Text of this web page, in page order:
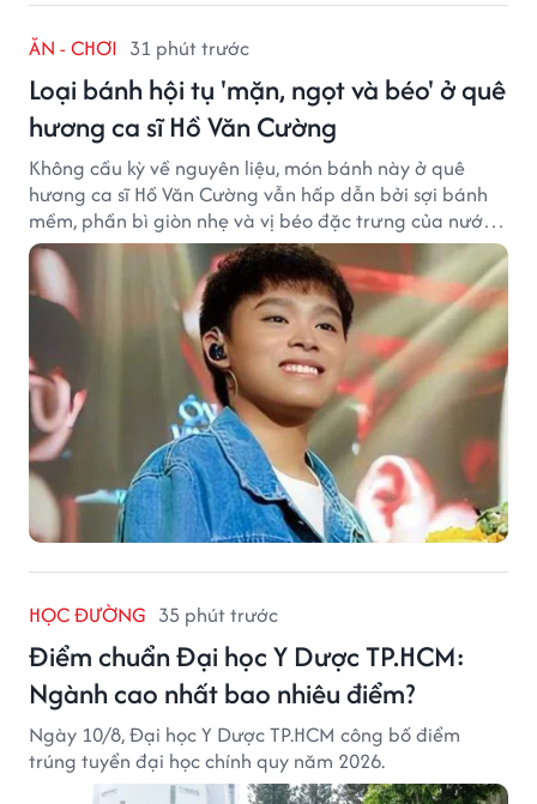
ĂN - CHƠI 31 phút trước
Loại bánh hội tụ 'mặn, ngọt và béo' ở quê
hương ca sĩ Hồ Văn Cường
Không cầu kỳ về nguyên liệu, món bánh này ở quê
hương ca sĩ Hồ Văn Cường vẫn hấp dẫn bởi sợi bánh
mềm, phần bì giòn nhẹ và vị béo đặc trưng của nước
cốt dừa.
HỌC ĐƯỜNG 35 phút trước
Điểm chuẩn Đại học Y Dược TP.HCM:
Ngành cao nhất bao nhiêu điểm?
Ngày 10/8, Đại học Y Dược TP.HCM công bố điểm
trúng tuyển đại học chính quy năm 2026.